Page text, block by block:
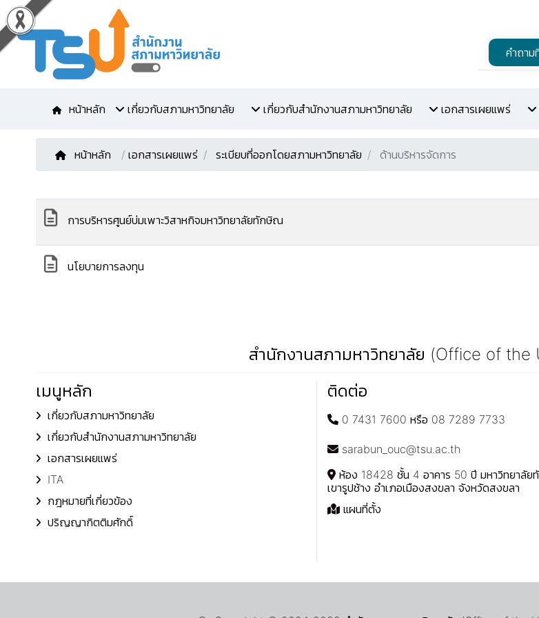
คำถาม
หน้าหลัก เกี่ยวกับสภามหาวิทยาลัย เกี่ยวกับสำนักงานสภามหาวิทยาลัย เอกสารเผยแพร่
หน้าหลัก / เอกสารเผยแพร่ ระเบียบที่ออกโดยสภามหาวิทยาลัย ด้านบริหารจัดการ
การบริหารศูนย์บ่มเพาะวิสาหกิจมหาวิทยาลัยทักษิณ
นโยบายการลงทุน
สำนักงานสภามหาวิทยาลัย (Office of the
เมนูหลัก
เกี่ยวกับสภามหาวิทยาลัย
เกี่ยวกับสำนักงานสภามหาวิทยาลัย
เอกสารเผยแพร่
ITA
กฎหมายที่เกี่ยวข้อง
ปริญญากิตติมศักดิ์
ติดต่อ
0 7431 7600 หรือ 08 7289 7733
sarabun_ouc@tsu.ac.th
ห้อง 18428 ชั้น 4 อาคาร 50 ปี มหาวิทยาลัย
เขารูปช้าง อำเภอเมืองสงขลา จังหวัดสงขลา
แผนที่ตั้ง